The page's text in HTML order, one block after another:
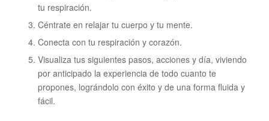
tu respiración.
Céntrate en relajar tu cuerpo y tu mente.
Conecta con tu respiración y corazón.
Visualiza tus siguientes pasos, acciones y día, viviendo
por anticipado la experiencia de todo cuanto te
propones, lográndolo con éxito y de una forma fluida y
fácil.